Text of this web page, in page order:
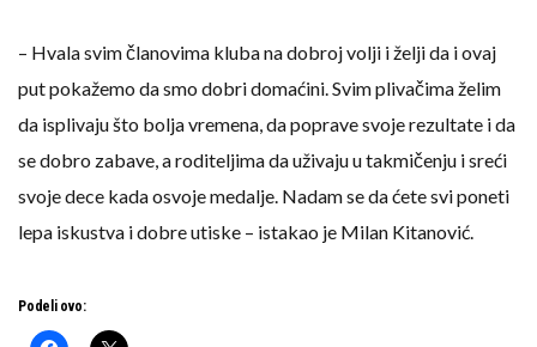
– Hvala svim članovima kluba na dobroj volji i želji da i ovaj
put pokažemo da smo dobri domaćini. Svim plivačima želim
da isplivaju što bolja vremena, da poprave svoje rezultate i da
se dobro zabave, a roditeljima da uživaju u takmičenju i sreći
svoje dece kada osvoje medalje. Nadam se da ćete svi poneti
lepa iskustva i dobre utiske – istakao je Milan Kitanović.
Podeli ovo: